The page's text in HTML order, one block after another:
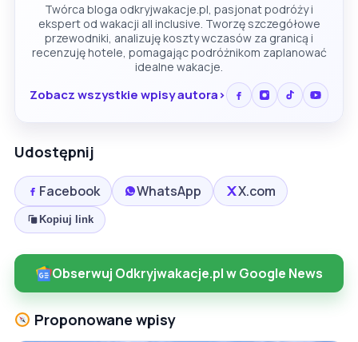
Twórca bloga odkryjwakacje.pl, pasjonat podróży i
ekspert od wakacji all inclusive. Tworzę szczegółowe
przewodniki, analizuję koszty wczasów za granicą i
recenzuję hotele, pomagając podróżnikom zaplanować
idealne wakacje.
Zobacz wszystkie wpisy autora
Udostępnij
Facebook WhatsApp X.com
Kopiuj link
Obserwuj Odkryjwakacje.pl w Google News
Proponowane wpisy